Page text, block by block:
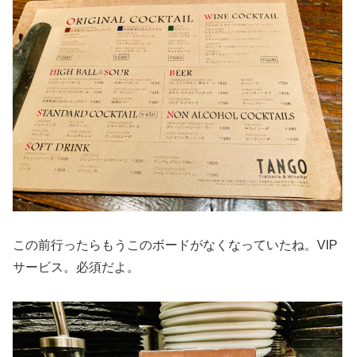
この前行ったらもうこのボードがなくなっていたね。VIP
サービス。必須だよ。